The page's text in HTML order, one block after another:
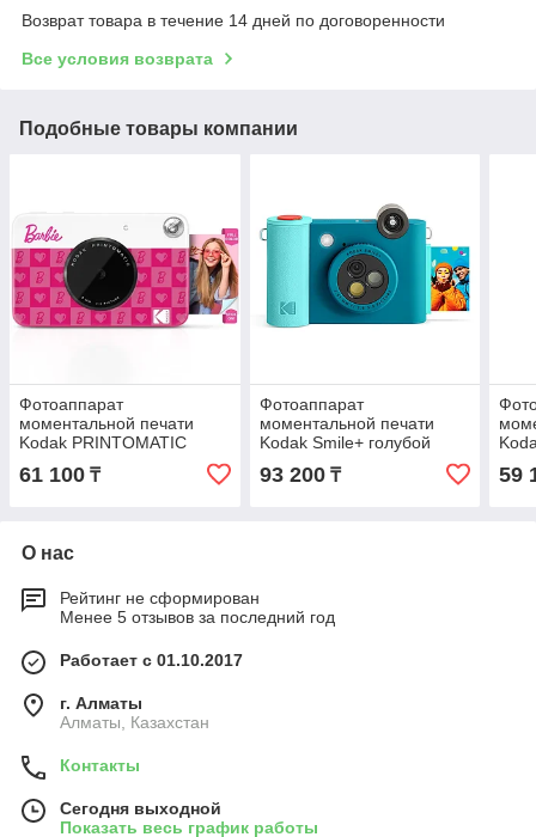
Возврат товара в течение 14 дней по договоренности
Все условия возврата
Подобные товары компании
Фотоаппарат
моментальной печати
Kodak PRINTOMATIC
Barbie темно-розовый
61 100 ₸
Фотоаппарат
моментальной печати
Kodak Smile+ голубой
93 200₸ 59
О нас
Рейтинг не сформирован
Менее 5 отзывов за последний год
Работает с 01.10.2017
г. Алматы
Алматы, Казахстан
Контакты
Сегодня выходной
Показать весь график работы